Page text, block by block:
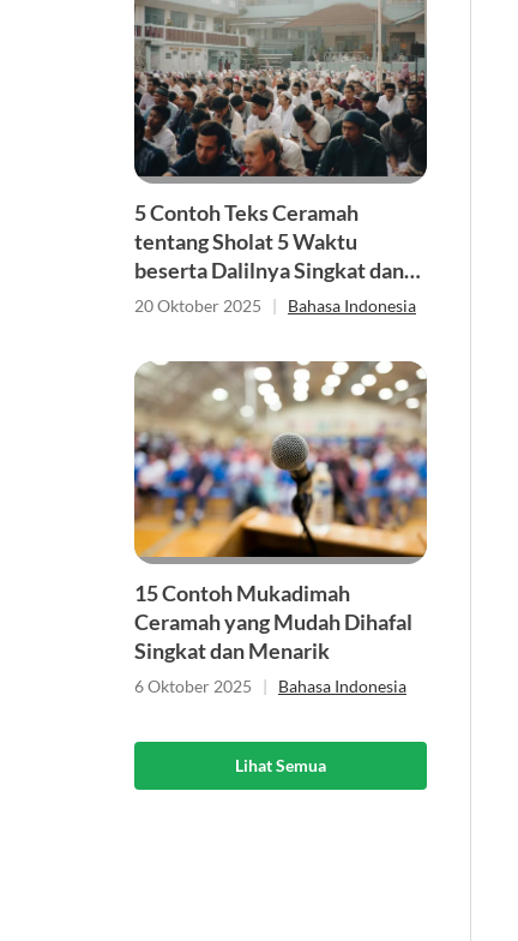
5 Contoh Teks Ceramah
tentang Sholat 5 Waktu
beserta Dalilnya Singkat dan
Lucu tapi Bermakna
20 Oktober 2025 | Bahasa Indonesia
15 Contoh Mukadimah
Ceramah yang Mudah Dihafal
Singkat dan Menarik
6 Oktober 2025 | Bahasa Indonesia
Lihat Semua